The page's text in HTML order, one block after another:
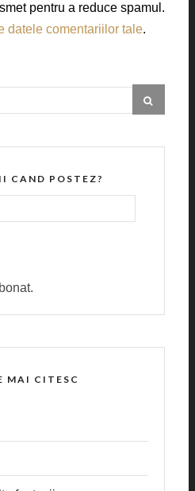
pentru a reduce spamul.
datele comentariilor tale.
CAND POSTEZ?
MAI CITESC